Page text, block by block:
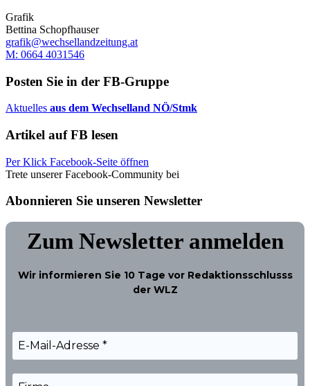
Grafik
Bettina Schopfhauser
grafik@wechsellandzeitung.at
M: 0664 4031546
Posten Sie in der FB-Gruppe
Aktuelles aus dem Wechselland NÖ/Stmk
Artikel auf FB lesen
Per Klick Facebook-Seite öffnen
Trete unserer Facebook-Community bei
Abonnieren Sie unseren Newsletter
Zum Newsletter anmelden
Wir informieren Sie 10 Tage vor Redaktionsschlusss
der WLZ